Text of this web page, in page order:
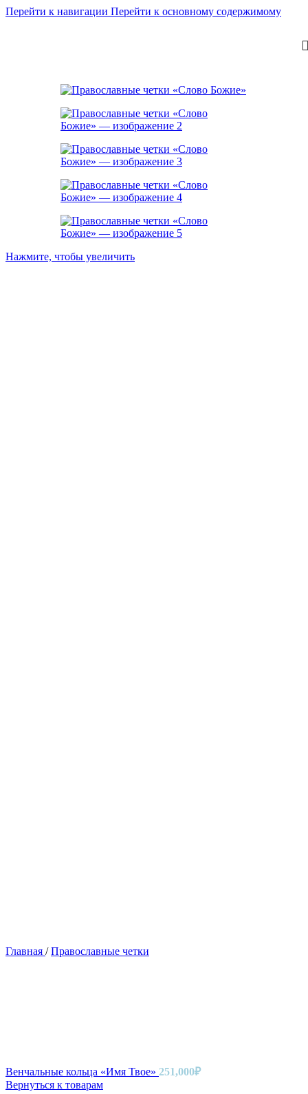
Перейти к навигации Перейти к основному содержимому
Нажмите, чтобы увеличить
Главная / Православные четки
Венчальные кольца «Имя Твое» 251,000₽
Вернуться к товарам